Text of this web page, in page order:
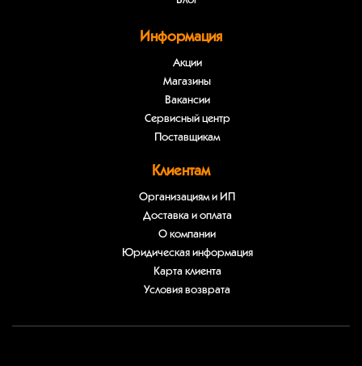
Информация
Акции
Магазины
Вакансии
Сервисный центр
Поставщикам
Клиентам
Организациям и ИП
Доставка и оплата
О компании
Юридическая информация
Карта клиента
Условия возврата